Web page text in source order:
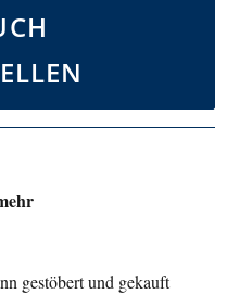
gestöbert und gekauft